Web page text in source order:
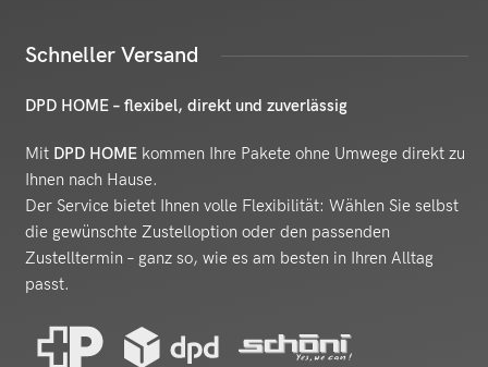
Schneller Versand
DPD HOME – flexibel, direkt und zuverlässig
Mit DPD HOME kommen Ihre Pakete ohne Umwege direkt zu
Ihnen nach Hause.
Der Service bietet Ihnen volle Flexibilität: Wählen Sie selbst
die gewünschte Zustelloption oder den passenden
Zustelltermin – ganz so, wie es am besten in Ihren Alltag
passt.